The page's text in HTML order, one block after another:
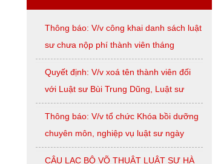
Thông báo: V/v công khai danh sách luật
sư chưa nộp phí thành viên tháng
07/2026
Quyết định: V/v xoá tên thành viên đối
với Luật sư Bùi Trung Dũng, Luật sư
Nguyễn Thị Huế, Luật sư Trần Đình
Triển, Luật sư Lê Thị Oanh
Thông báo: V/v tổ chức Khóa bồi dưỡng
chuyên môn, nghiệp vụ luật sư ngày
08/8/2026 ( thứ Bảy)
CÂU LẠC BỘ VÕ THUẬT LUẬT SƯ HÀ